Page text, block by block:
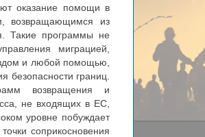
оказание помощи в
возвращающимся из
Такие программы не
миграцией,
и любой помощью,
безопасности границ.
возвращения и
не входящих в ЕС,
уровне побуждает
соприкосновения